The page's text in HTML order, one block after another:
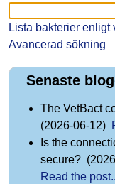
Lista bakterier enligt
Avancerad sökning
Senaste
The VetBact
(2026-06-12)
Is the
secure?
Read the